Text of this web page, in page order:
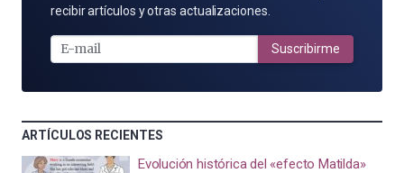
POR
MAIL
recibir artículos y otras actualizaciones.
Suscribirme
ARTÍCULOS RECIENTES
Evolución histórica del «efecto Matilda»